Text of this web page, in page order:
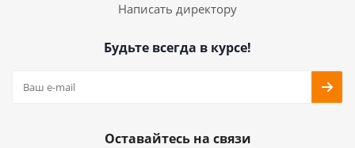
Написать директору
Будьте всегда в курсе!
Оставайтесь на связи